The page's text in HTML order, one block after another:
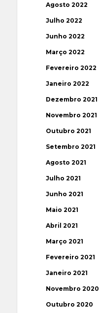
Agosto 2022
Julho 2022
Junho 2022
Março 2022
Fevereiro 2022
Janeiro 2022
Dezembro 2021
Novembro 2021
Outubro 2021
Setembro 2021
Agosto 2021
Julho 2021
Junho 2021
Maio 2021
Abril 2021
Março 2021
Fevereiro 2021
Janeiro 2021
Novembro 2020
Outubro 2020